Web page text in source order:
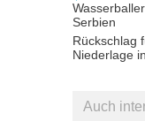
Serbien
Rückschlag
Niederlage
Auch